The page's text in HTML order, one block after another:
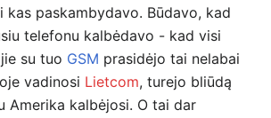
kas paskambydavo. Būdavo, kad
telefonu kalbėdavo - kad visi
su tuo GSM prasidėjo tai nelabai
vadinosi Lietcom, turejo bliūdą
Amerika kalbėjosi. O tai dar